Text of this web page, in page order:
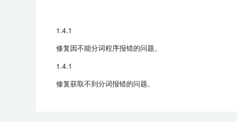
1.4.1
修复因不能分词程序报错的问题。
1.4.1
修复获取不到分词报错的问题。